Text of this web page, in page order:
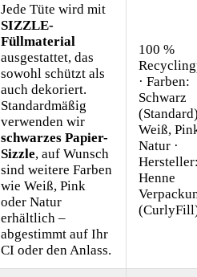
Jede Tüte wird mit
SIZZLE-
Füllmaterial
ausgestattet, das
sowohl schützt als
auch dekoriert.
Standardmäßig
verwenden wir
schwarzes Papier-
Sizzle, auf Wunsch
sind weitere Farben
wie Weiß, Pink
oder Natur
erhältlich –
abgestimmt auf Ihr
CI oder den Anlass.
100 %
· Farben:
Schwarz
Weiß,
Natur ·
Henne